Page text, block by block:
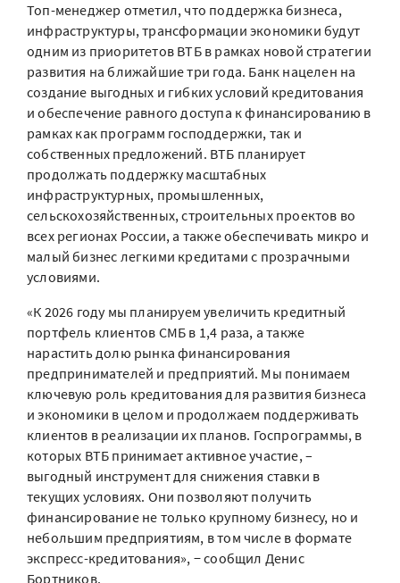
Топ-менеджер отметил, что поддержка бизнеса,
инфраструктуры, трансформации экономики будут
одним из приоритетов ВТБ в рамках новой стратегии
развития на ближайшие три года. Банк нацелен на
создание выгодных и гибких условий кредитования
и обеспечение равного доступа к финансированию в
рамках как программ господдержки, так и
собственных предложений. ВТБ планирует
продолжать поддержку масштабных
инфраструктурных, промышленных,
сельскохозяйственных, строительных проектов во
всех регионах России, а также обеспечивать микро и
малый бизнес легкими кредитами с прозрачными
условиями.
«К 2026 году мы планируем увеличить кредитный
портфель клиентов СМБ в 1,4 раза, а также
нарастить долю рынка финансирования
предпринимателей и предприятий. Мы понимаем
ключевую роль кредитования для развития бизнеса
и экономики в целом и продолжаем поддерживать
клиентов в реализации их планов. Госпрограммы, в
которых ВТБ принимает активное участие, –
выгодный инструмент для снижения ставки в
текущих условиях. Они позволяют получить
финансирование не только крупному бизнесу, но и
небольшим предприятиям, в том числе в формате
экспресс-кредитования», − сообщил Денис
Бортников.